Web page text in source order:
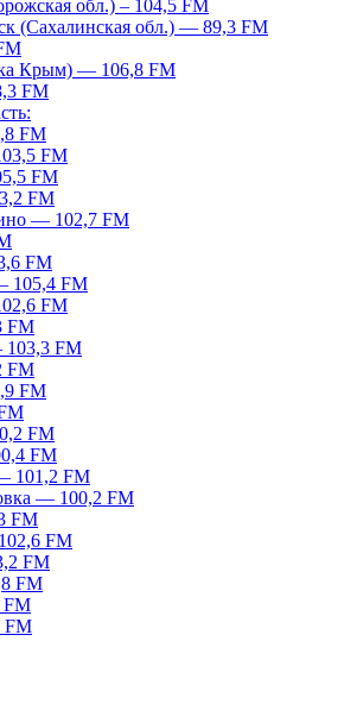
обл.) – 104,5 FM
(Сахалинская обл.) — 89,3 FM
Крым) — 106,8 FM
FM
FM
FM
FM
FM
— 102,7 FM
FM
105,4 FM
FM
FM
103,3 FM
FM
FM
FM
FM
101,2 FM
— 100,2 FM
FM
FM
FM
FM
FM
FM